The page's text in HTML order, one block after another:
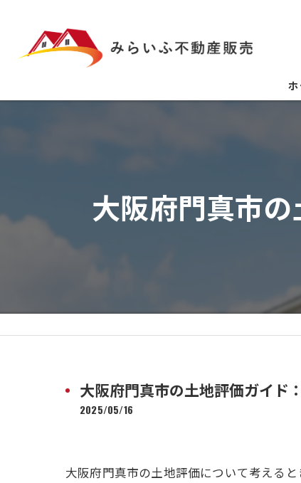
大阪府門真市
大阪府門真市の土地評価ガイド
2025/05/16
大阪府門真市の土地評価について考える